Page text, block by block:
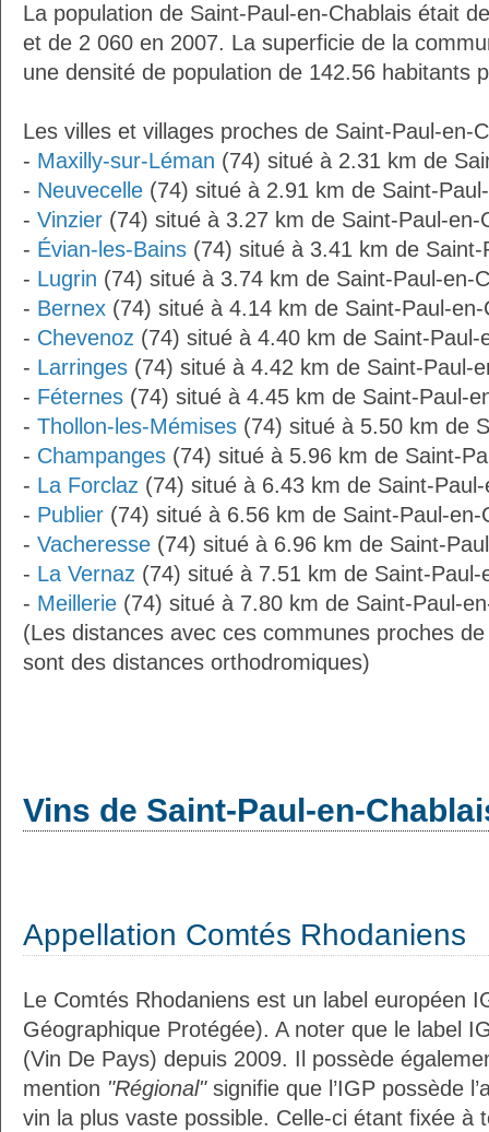
La population de Saint-Paul-en-Chablais était
et de 2 060 en 2007. La superficie de la
une densité de population de 142.56 habitants
Les villes et villages proches de Saint-Paul-en-
- Maxilly-sur-Léman (74) situé à 2.31 km de
- Neuvecelle (74) situé à 2.91 km de Saint-
- Vinzier (74) situé à 3.27 km de Saint-Paul-en-
- Évian-les-Bains (74) situé à 3.41 km de Saint-
- Lugrin (74) situé à 3.74 km de Saint-Paul-en-
- Bernex (74) situé à 4.14 km de Saint-Paul-en-
- Chevenoz (74) situé à 4.40 km de Saint-Paul-
- Larringes (74) situé à 4.42 km de Saint-Paul-
- Féternes (74) situé à 4.45 km de Saint-Paul-
- Thollon-les-Mémises (74) situé à 5.50 km de
- Champanges (74) situé à 5.96 km de Saint-
- La Forclaz (74) situé à 6.43 km de Saint-
- Publier (74) situé à 6.56 km de Saint-Paul-en-
- Vacheresse (74) situé à 6.96 km de Saint-
- La Vernaz (74) situé à 7.51 km de Saint-Paul-
- Meillerie (74) situé à 7.80 km de Saint-Paul-
(Les distances avec ces communes proches
sont des distances orthodromiques)
Vins de Saint-Paul-en-
Appellation Comtés Rhodaniens
Le Comtés Rhodaniens est un label européen
Géographique Protégée). A noter que le label
(Vin De Pays) depuis 2009. Il possède
mention "Régional"signifie que l’IGP possède
vin la plus vaste possible. Celle-ci étant fixée à